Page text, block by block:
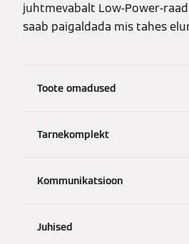
juhtmevabalt Low-Power-
saab paigaldada mis tahes
Toote omadused
Tarnekomplekt
Kommunikatsioon
Juhised